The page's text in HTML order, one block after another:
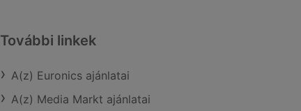
További linkek
A(z) Euronics ajánlatai
A(z) Media Markt ajánlatai